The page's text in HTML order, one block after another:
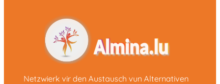
Netzwierk vir den Austausch vun Alternativen